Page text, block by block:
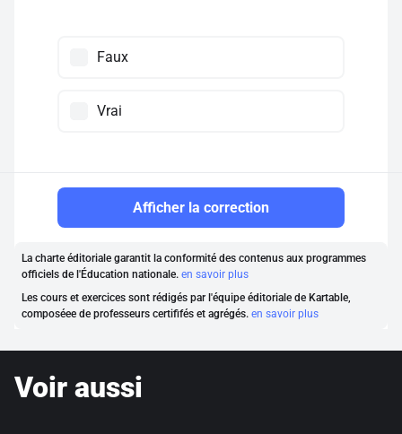
Faux
Vrai
Afficher la correction
La charte éditoriale garantit la conformité des contenus aux programmes
officiels de l'Éducation nationale. en savoir plus
Les cours et exercices sont rédigés par l'équipe éditoriale de Kartable,
composéee de professeurs certififés et agrégés. en savoir plus
Voir aussi